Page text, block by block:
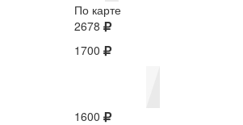
По карте
2678
1700
1600